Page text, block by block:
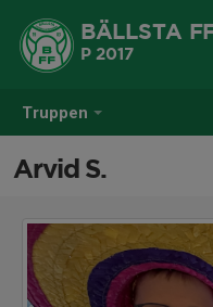
Truppen
BÄLLSTA
P 2017
Arvid S.